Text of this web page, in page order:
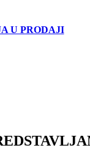
U PRODAJI